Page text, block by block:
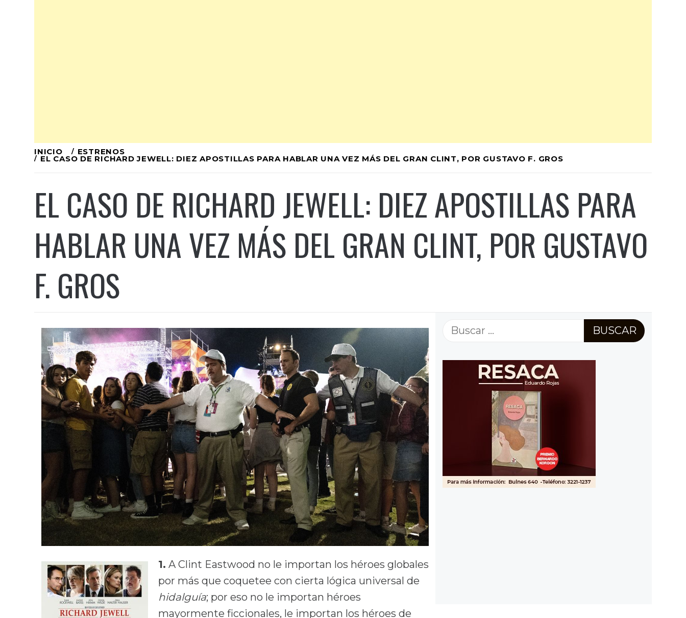
Ir
INICIO ESTRENOS
EL CASO DE RICHARD JEWELL: DIEZ APOSTILLAS PARA HABLAR UNA VEZ MÁS DEL GRAN CLINT, POR GUSTAVO F. GROS
EL CASO DE RICHARD JEWELL: DIEZ APOSTILLAS PARA
HABLAR UNA VEZ MÁS DEL GRAN CLINT, POR GUSTAVO
F. GROS
1. A Clint Eastwood no le importan los héroes globales
por más que coquetee con cierta lógica universal de
hidalguía; por eso no le importan héroes
mayormente ficcionales, le importan los héroes de
Buscar: